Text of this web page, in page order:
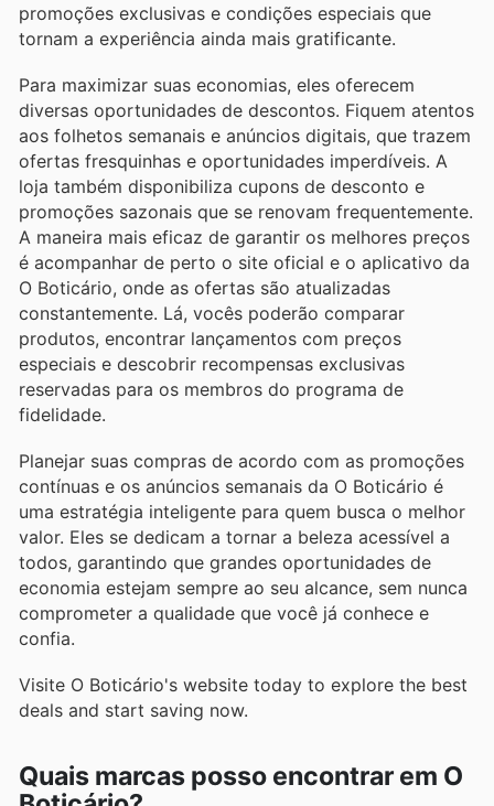
promoções exclusivas e condições especiais que
tornam a experiência ainda mais gratificante.
Para maximizar suas economias, eles oferecem
diversas oportunidades de descontos. Fiquem atentos
aos folhetos semanais e anúncios digitais, que trazem
ofertas fresquinhas e oportunidades imperdíveis. A
loja também disponibiliza cupons de desconto e
promoções sazonais que se renovam frequentemente.
A maneira mais eficaz de garantir os melhores preços
é acompanhar de perto o site oficial e o aplicativo da
O Boticário, onde as ofertas são atualizadas
constantemente. Lá, vocês poderão comparar
produtos, encontrar lançamentos com preços
especiais e descobrir recompensas exclusivas
reservadas para os membros do programa de
fidelidade.
Planejar suas compras de acordo com as promoções
contínuas e os anúncios semanais da O Boticário é
uma estratégia inteligente para quem busca o melhor
valor. Eles se dedicam a tornar a beleza acessível a
todos, garantindo que grandes oportunidades de
economia estejam sempre ao seu alcance, sem nunca
comprometer a qualidade que você já conhece e
confia.
Visite O Boticário's website today to explore the best
deals and start saving now.
Quais marcas posso encontrar em O